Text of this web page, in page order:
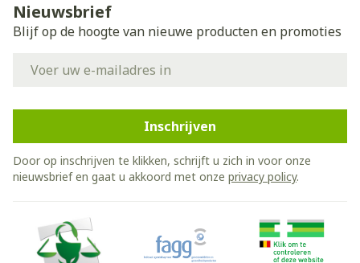
Nieuwsbrief
Blijf op de hoogte van nieuwe producten en promoties
Inschrijven
Door op inschrijven te klikken, schrijft u zich in voor onze
nieuwsbrief en gaat u akkoord met onze privacy policy.